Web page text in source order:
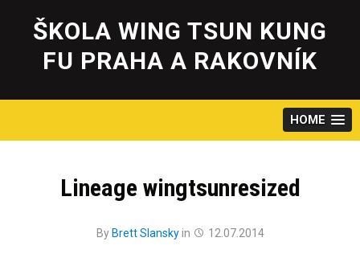
content
ŠKOLA WING TSUN KUNG
FU PRAHA A RAKOVNÍK
HOME
Lineage wingtsunresized
By Brett Slanskyin 12.07.2014